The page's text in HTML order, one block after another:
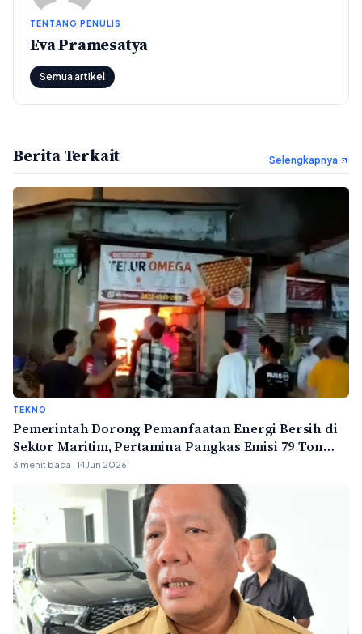
TENTANG PENULIS
Eva Pramesatya
Semua artikel
Berita Terkait Selengkapnya
TEKNO
Pemerintah Dorong Pemanfaatan Energi Bersih di
Sektor Maritim, Pertamina Pangkas Emisi 79 Ton
Karbon per Tahun
3 menit baca · 14 Jun 2026